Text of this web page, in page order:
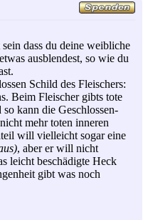
dass du deine weibliche
ausblendest, so wie du
Schild des Fleischers:
Beim Fleischer gibts tote
kann die Geschlossen-
mehr toten inneren
will vielleicht sogar eine
, aber er will nicht
leicht beschädigte Heck
gibt was noch